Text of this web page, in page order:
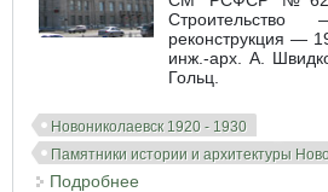
реконструкция —
инж.-арх. А.
Гольц.
Новониколаевск 1920 - 1930
Памятники истории и архитектуры
Подробнее